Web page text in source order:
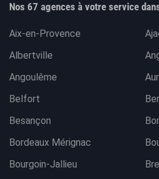
Nos 67 agences à votre service
Aix-en-Provence
Albertville
Angoulême
Belfort
Besançon
Bordeaux Mérignac
Bourgoin-Jallieu